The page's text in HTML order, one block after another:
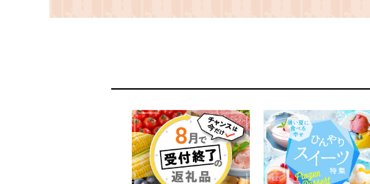
ディースの選手も絶
道院 トラピスト発酵バ
ゼント 便利 朝食 パン
お手軽 小分け お土産
セット 普段使い 有塩
ふるさと納税 人気 おす
賛！| 【 ふるさと納税
ター トラピスト発酵バ
斗市 送料無料 】
HOKM006